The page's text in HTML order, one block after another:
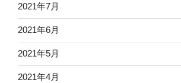
2021年7月
2021年6月
2021年5月
2021年4月